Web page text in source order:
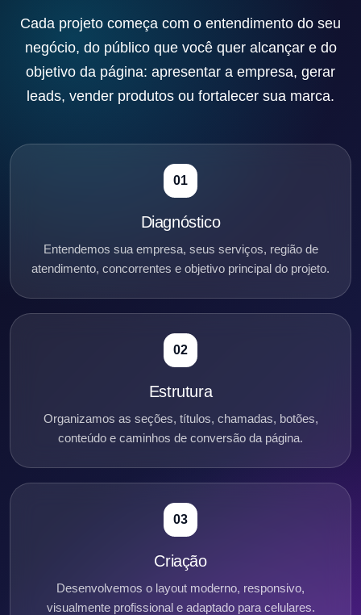
Cada projeto começa com o entendimento do seu
negócio, do público que você quer alcançar e do
objetivo da página: apresentar a empresa, gerar
leads, vender produtos ou fortalecer sua marca.
01
Diagnóstico
Entendemos sua empresa, seus serviços, região de
atendimento, concorrentes e objetivo principal do projeto.
02
Estrutura
Organizamos as seções, títulos, chamadas, botões,
conteúdo e caminhos de conversão da página.
03
Criação
Desenvolvemos o layout moderno, responsivo,
visualmente profissional e adaptado para celulares.